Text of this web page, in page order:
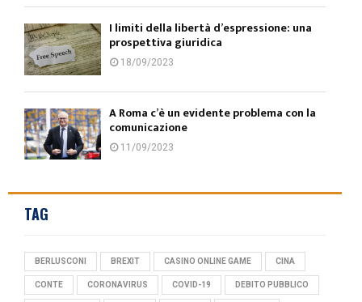
I limiti della libertà d’espressione: una
prospettiva giuridica
18/09/2023
A Roma c’è un evidente problema con la
comunicazione
11/09/2023
TAG
BERLUSCONI BREXIT CASINO ONLINE GAME CINA
CONTE CORONAVIRUS COVID-19 DEBITO PUBBLICO